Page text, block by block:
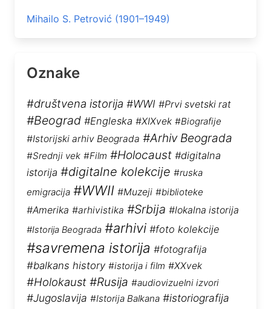
Mihailo S. Petrović (1901–1949)
Oznake
#društvena istorija #WWI #Prvi svetski rat
#Beograd #Engleska #XIXvek #Biografije
#Istorijski arhiv Beograda #Arhiv Beograda
#Srednji vek #Film #Holocaust #digitalna
istorija #digitalne kolekcije #ruska
emigracija #WWII #Muzeji #biblioteke
#Amerika #arhivistika #Srbija #lokalna istorija
#Istorija Beograda #arhivi #foto kolekcije
#savremena istorija #fotografija
#balkans history #istorija i film #XXvek
#Holokaust #Rusija #audiovizuelni izvori
#Jugoslavija #Istorija Balkana #istoriografija